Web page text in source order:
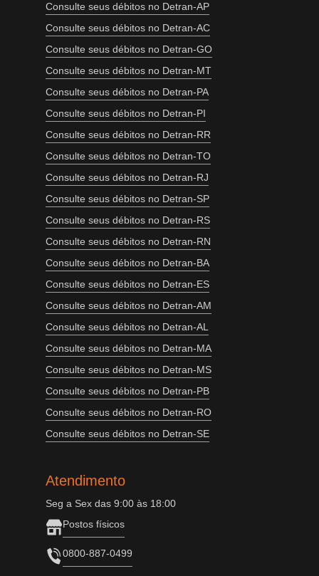
Consulte seus débitos no Detran-AP
Consulte seus débitos no Detran-AC
Consulte seus débitos no Detran-GO
Consulte seus débitos no Detran-MT
Consulte seus débitos no Detran-PA
Consulte seus débitos no Detran-PI
Consulte seus débitos no Detran-RR
Consulte seus débitos no Detran-TO
Consulte seus débitos no Detran-RJ
Consulte seus débitos no Detran-SP
Consulte seus débitos no Detran-RS
Consulte seus débitos no Detran-RN
Consulte seus débitos no Detran-BA
Consulte seus débitos no Detran-ES
Consulte seus débitos no Detran-AM
Consulte seus débitos no Detran-AL
Consulte seus débitos no Detran-MA
Consulte seus débitos no Detran-MS
Consulte seus débitos no Detran-PB
Consulte seus débitos no Detran-RO
Consulte seus débitos no Detran-SE
Atendimento
Seg a Sex das 9:00 às 18:00
Postos físicos
0800-887-0499